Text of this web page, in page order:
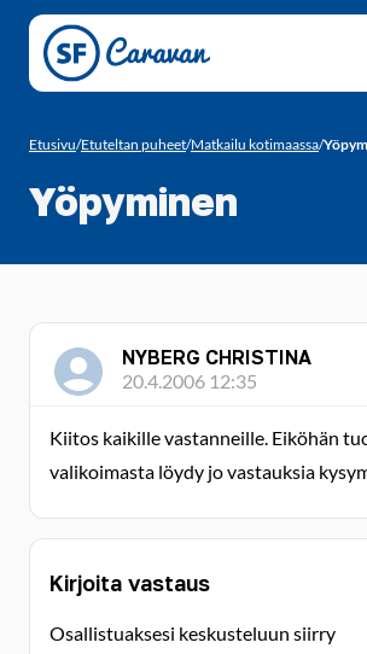
Siirry sivun sisältöön
Etusivu/Etuteltan puheet/Matkailu kotimaassa/
Yöpyminen
NYBERG CHRISTINA
20.4.2006 12:35
Kiitos kaikille vastanneille. Eiköhän
valikoimasta löydy jo vastauksia
Kirjoita vastaus
Osallistuaksesi keskusteluun siirry